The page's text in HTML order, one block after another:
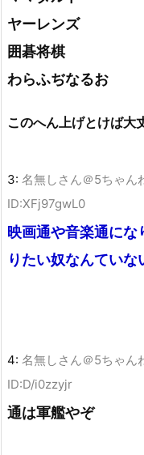
ヤーレンズ
囲碁将棋
わらふぢなるお
このへん上げとけば大
3: 名無しさん＠5ちゃん
ID:XFj97gwL0
映画通や音楽通に
りたい奴なんていな
4: 名無しさん＠5ちゃん
ID:D/i0zzyjr
通は軍艦やぞ